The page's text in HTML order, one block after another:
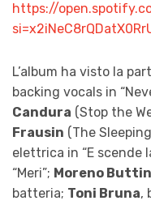
https://
L’album ha visto la
backing vocals in
Candura (Stop the
Frausin (The
elettrica in “E scende
“Meri”; Moreno
batteria; Toni Bruna,